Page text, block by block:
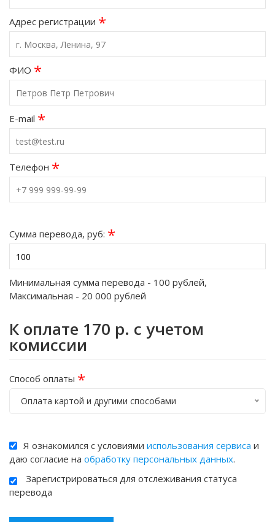
Адрес регистрации *
ФИО *
E-mail *
Телефон *
Сумма перевода, руб: *
Минимальная сумма перевода - 100 рублей,
Максимальная - 20 000 рублей
К оплате 170 р. с учетом
комиссии
Способ оплаты *
Оплата картой и другими способами
Я ознакомился с условиями использования сервиса и
даю согласие на обработку персональных данных.
Зарегистрироваться для отслеживания статуса
перевода